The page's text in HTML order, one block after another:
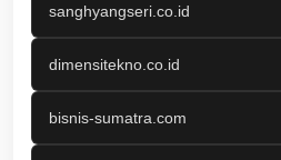
sanghyangseri.co.id
dimensitekno.co.id
bisnis-sumatra.com